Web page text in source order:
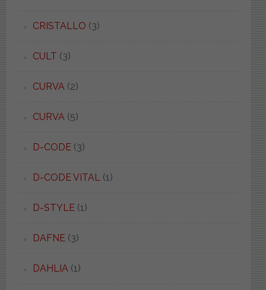
CRISTALLO (3)
CULT (3)
CURVA(2)
CURVA(5)
D-CODE(3)
D-CODE VITAL(1)
D-STYLE(1)
DAFNE(3)
DAHLIA(1)